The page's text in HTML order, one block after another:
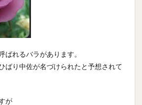
ばれるバラがあります。
ばり中佐が名づけられたと予想されて
が